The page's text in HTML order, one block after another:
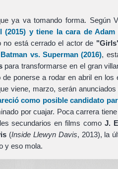
ya va tomando forma. Según
(2015) y tiene la cara deAdam
no está cerrado el actor de
Batman vs. Superman(2016),
para transformarse en el gran
ponerse a rodar en abril en los
viene, marzo, serán
como posible candidato
por cuajar. Poca carrera
secundarios en films como J.
(Inside Llewyn Davis, 2013), la
y eso mola.